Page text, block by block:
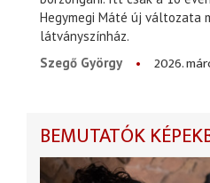
Hegymegi Máté új változata
látványszínház.
Szegő György
2026.
BEMUTATÓK